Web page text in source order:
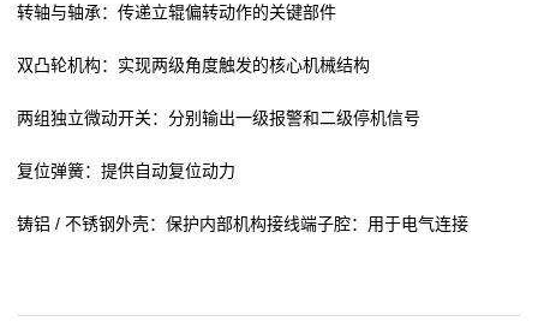
转轴与轴承：传递立辊偏转动作的关键部件
双凸轮机构：实现两级角度触发的核心机械结构
两组独立微动开关：分别输出一级报警和二级停机信号
复位弹簧：提供自动复位动力
铸铝 / 不锈钢外壳：保护内部机构接线端子腔：用于电气连接